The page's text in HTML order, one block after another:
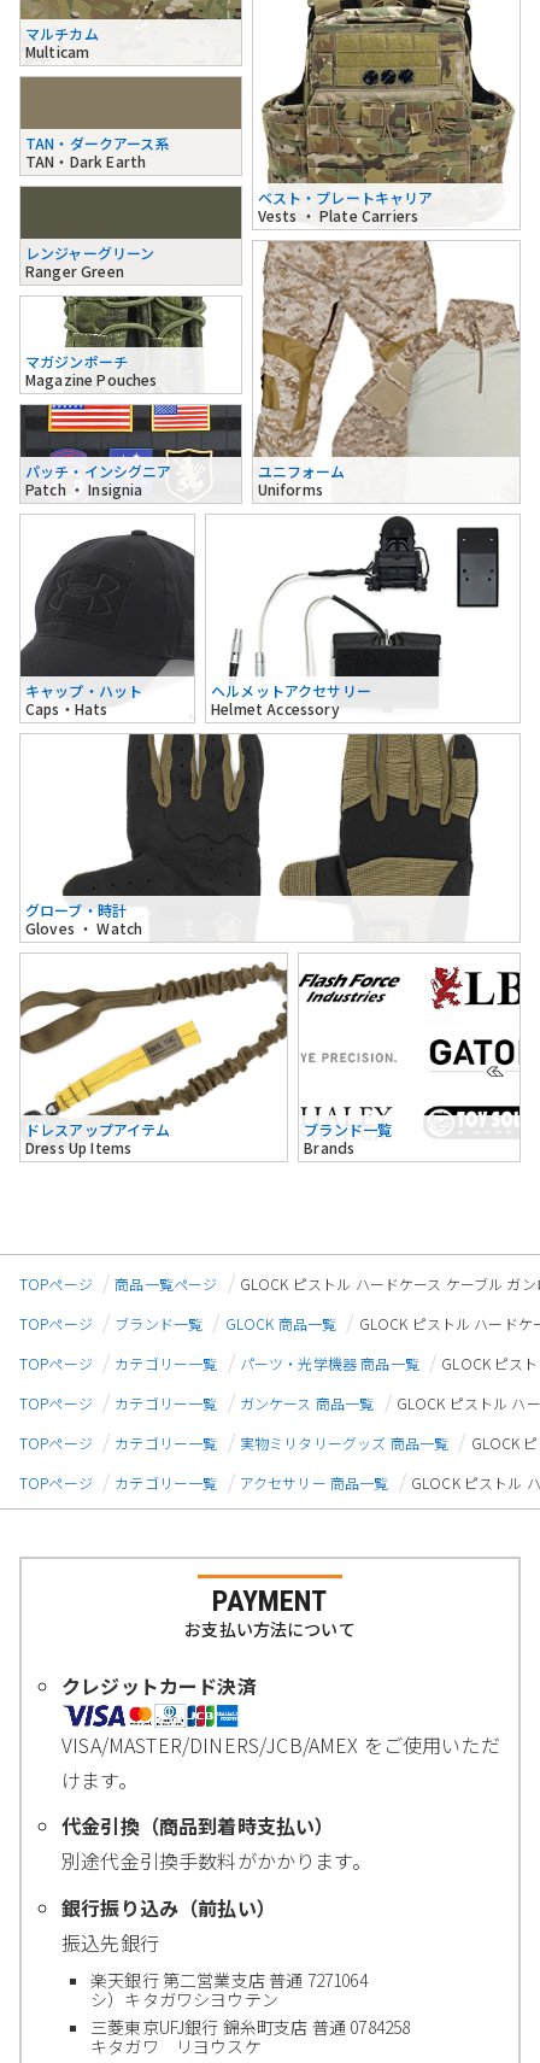
マルチカム
Multicam
TAN・ダークアース系
TAN・Dark Earth
レンジャーグリーン
Ranger Green
ベスト・プレートキャリア
Vests ・ Plate Carriers
マガジンポーチ
Magazine Pouches
パッチ・インシグニア
Patch ・ Insignia
ユニフォーム
Uniforms
キャップ・ハット
Caps・Hats
ヘルメットアクセサリー
Helmet Accessory
グローブ・時計
Gloves ・ Watch
ドレスアップアイテム
Dress Up Items
ブランド一覧
Brands
TOPページ 商品一覧ページ
GLOCK ピストル ハードケース ケーブル ガ
TOPページ
ブランド一覧 GLOCK 商品一覧
GLOCK ピストル ハード
TOPページ
カテゴリー一覧 パーツ・光学機器 商品一覧
GLOCK ピス
TOPページ
カテゴリー一覧 ガンケース 商品一覧
GLOCK ピストル ハ
TOPページ
カテゴリー一覧 実物ミリタリーグッズ 商品一覧
GLOCK
TOPページ
カテゴリー一覧 アクセサリー 商品一覧 GLOCK ピストル
PAYMENT
お支払い方法について
クレジットカード決済
VISA/MASTER/DINERS/JCB/AMEX をご使用いただ
けます。
代金引換（商品到着時支払い）
別途代金引換手数料がかかります。
銀行振り込み（前払い）
振込先銀行
楽天銀行 第二営業支店 普通 7271064
シ）キタガワシヨウテン
三菱東京UFJ銀行 錦糸町支店 普通 0784258
キタガワ リヨウスケ